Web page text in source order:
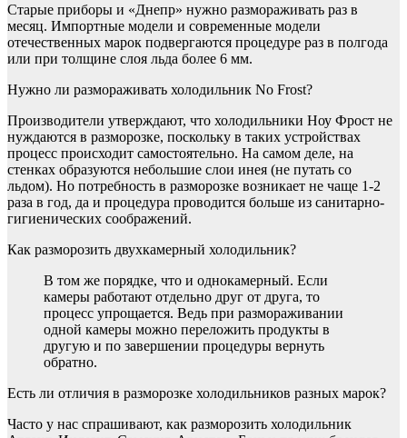
Старые приборы и «Днепр» нужно размораживать раз в
месяц. Импортные модели и современные модели
отечественных марок подвергаются процедуре раз в полгода
или при толщине слоя льда более 6 мм.
Нужно ли размораживать холодильник No Frost?
Производители утверждают, что холодильники Ноу Фрост не
нуждаются в разморозке, поскольку в таких устройствах
процесс происходит самостоятельно. На самом деле, на
стенках образуются небольшие слои инея (не путать со
льдом). Но потребность в разморозке возникает не чаще 1-2
раза в год, да и процедура проводится больше из санитарно-
гигиенических соображений.
Как разморозить двухкамерный холодильник?
В том же порядке, что и однокамерный. Если
камеры работают отдельно друг от друга, то
процесс упрощается. Ведь при размораживании
одной камеры можно переложить продукты в
другую и по завершении процедуры вернуть
обратно.
Есть ли отличия в разморозке холодильников разных марок?
Часто у нас спрашивают, как разморозить холодильник